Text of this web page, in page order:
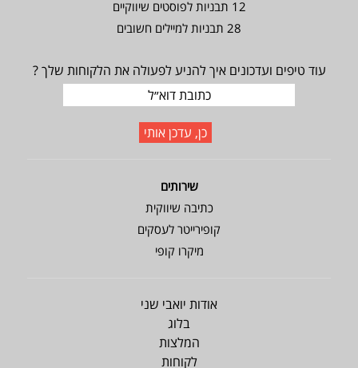
12 תבניות לפוסטים שיווקיים
28 תבניות למיילים חשובים
עוד טיפים ועדכונים איך להניע לפעולה את הלקוחות שלך ?
שירותים
כתיבה שיווקית
קופירייטר לעסקים
מיקרו קופי
אודות יואבי שני
בלוג
המלצות
לקוחות